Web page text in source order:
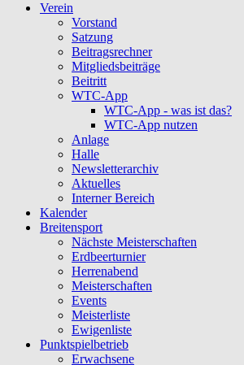
Verein
Vorstand
Satzung
Beitragsrechner
Mitgliedsbeiträge
Beitritt
WTC-App
WTC-App - was ist das?
WTC-App nutzen
Anlage
Halle
Newsletterarchiv
Aktuelles
Interner Bereich
Kalender
Breitensport
Nächste Meisterschaften
Erdbeerturnier
Herrenabend
Meisterschaften
Events
Meisterliste
Ewigenliste
Punktspielbetrieb
Erwachsene